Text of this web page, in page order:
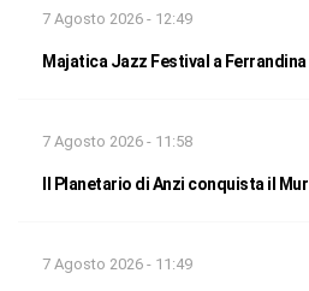
7 Agosto 2026 - 12:49
Majatica Jazz Festival a Ferrandina
7 Agosto 2026 - 11:58
Il Planetario di Anzi conquista il Mur
7 Agosto 2026 - 11:49